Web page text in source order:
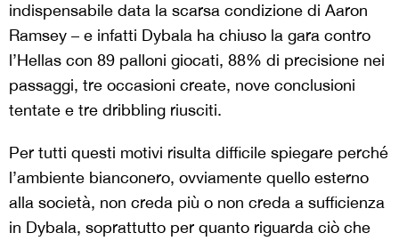
indispensabile data la scarsa condizione di Aaron
Ramsey – e infatti Dybala ha chiuso la gara contro
l’Hellas con 89 palloni giocati, 88% di precisione nei
passaggi, tre occasioni create, nove conclusioni
tentate e tre dribbling riusciti.
Per tutti questi motivi risulta difficile spiegare perché
l’ambiente bianconero, ovviamente quello esterno
alla società, non creda più o non creda a sufficienza
in Dybala, soprattutto per quanto riguarda ciò che